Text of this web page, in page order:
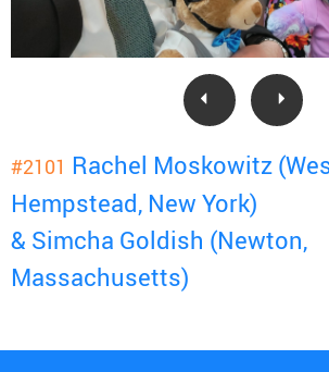
#2101 Rachel Moskowitz
Hempstead, New York)
& Simcha Goldish (Newton,
Massachusetts)